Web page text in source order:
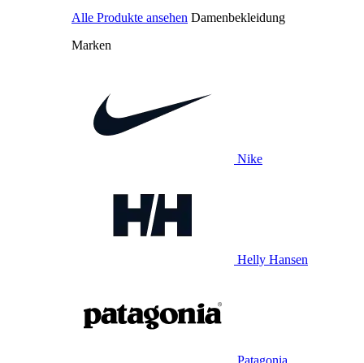
Alle Produkte ansehen Damenbekleidung
Marken
Nike
Helly Hansen
Patagonia